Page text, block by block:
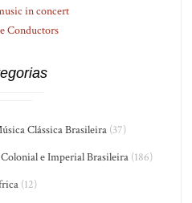
in concert
Conductors
Clássica Brasileira (37)
e Imperial Brasileira (186)
(12)